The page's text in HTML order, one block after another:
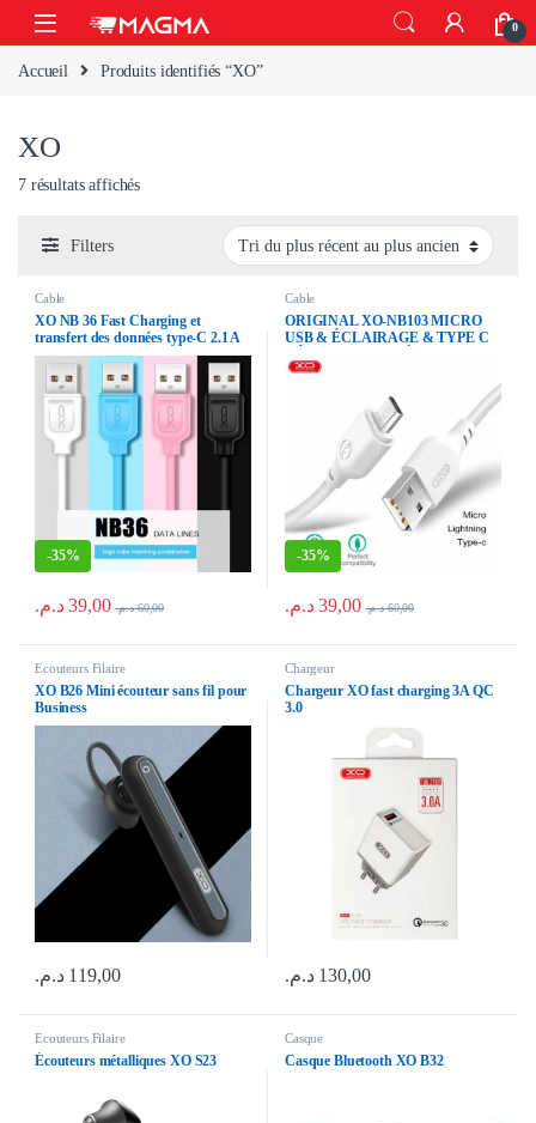
Skip to navigation
Skip to content
Open 0
Accueil Produits identifiés “XO”
XO
7 résultats affichésTrié du plus récent au plus ancien
Filters
Cable
XO NB 36 Fast Charging et
transfert des données type-C 2.1 A
-35%
39,00 د.م. 60,00 د.م.
Cable
ORIGINAL XO-NB103 MICRO
USB & ÉCLAIRAGE & TYPE C
CHARGE SUPER RAPIDE 2.1A
-35%
39,00 د.م. 60,00 د.م.
Ecouteurs Filaire
XO B26 Mini écouteur sans fil pour
Business
119,00 د.م.
Chargeur
Chargeur XO fast charging 3A QC
3.0
130,00 د.م.
Ecouteurs Filaire
Écouteurs métalliques XO S23
Casque
Casque Bluetooth XO B32